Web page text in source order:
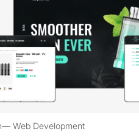
Web Development